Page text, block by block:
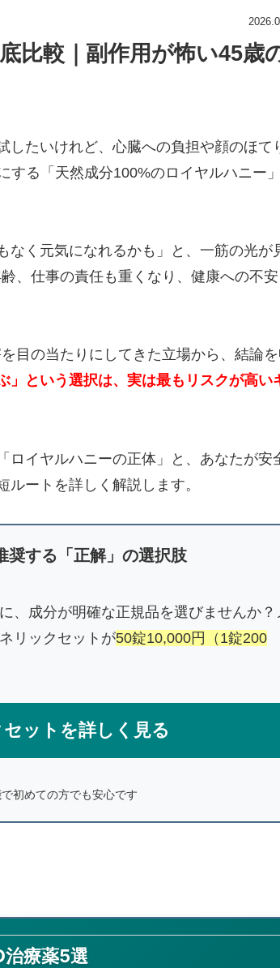
比較｜副作用が怖い45歳
したいけれど、心臓への負担や顔のほて
る「天然成分100%のロイヤルハニー
なく元気になれるかも」と、一筋の光が
、仕事の責任も重くなり、健康への不
目の当たりにしてきた立場から、結論を
」という選択は、実は最もリスクが高い
ロイヤルハニーの正体」と、あなたが安
ートを詳しく解説します。
奨する「正解」の選択肢
、成分が明確な正規品を選びませんか？
リックセットが50錠10,000円（1錠200
ットを詳しく見る
初めての方でも安心です
治療薬5選